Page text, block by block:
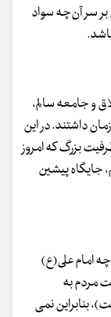
سر آن‌چه سواد
و جامعه سالم،
داشتند. در این
بزرگ که امروز
جایگاه پیشین
چه امام علی(ع)
مردم به
بنابراین نمی